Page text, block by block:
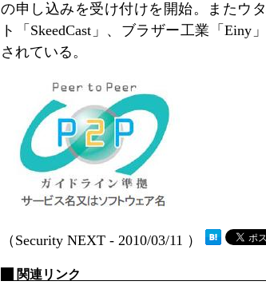
の申し込みを受け付けを開始。またウ
ト「SkeedCast」、ブラザー工業「
されている。
（Security NEXT - 2010/03/11 ）
関連リンク